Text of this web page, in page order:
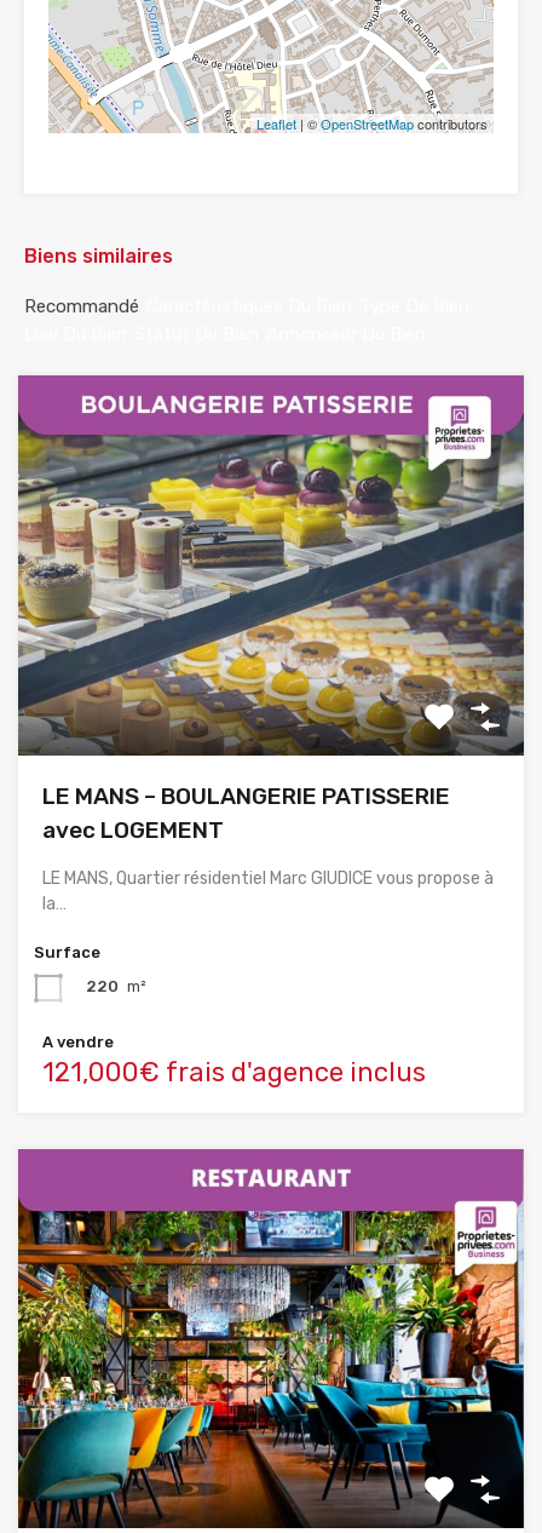
Leaflet | ©OpenStreetMapcontributors
Biens similaires
Recommandé
LE MANS – BOULANGERIE PATISSERIE
avec LOGEMENT
LE MANS, Quartier résidentiel Marc GIUDICE vous propose à
la…
Surface
220 m²
A vendre
121,000€ frais d'agence inclus